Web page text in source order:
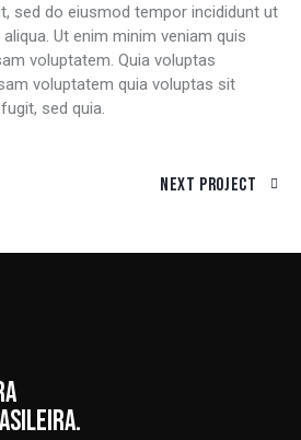
sed do eiusmod tempor incididunt ut
Ut enim minim veniam quis
voluptatem. Quia voluptas
voluptatem quia voluptas sit
sed quia.
Next Project